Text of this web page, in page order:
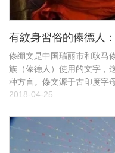
有紋身習俗的傣德人
傣绷文是中国瑞丽市和耿马
族（傣德人）使用的文字，
种方言。傣文源于古印度字
2018-04-25